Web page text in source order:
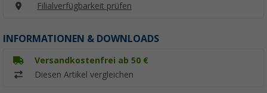
Filialverfügbarkeit prüfen
INFORMATIONEN & DOWNLOADS
Versandkostenfrei ab 50 €
Diesen Artikel vergleichen